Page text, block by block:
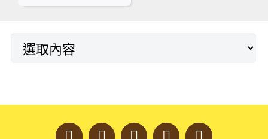
社舉辦的「V-Star
日」。活動於明愛天
悅長者中心順利舉